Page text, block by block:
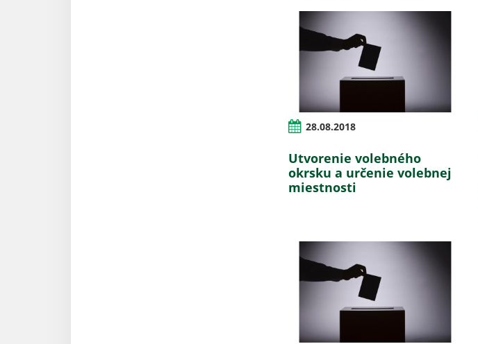
28.08.2018
Utvorenie volebného
okrsku a určenie volebnej
miestnosti